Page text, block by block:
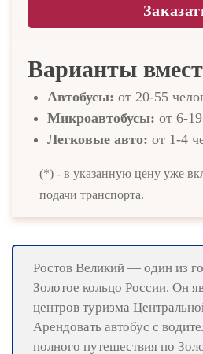
Варианты
Автобусы: от 20-55
Микроавтобусы: от 6-
Легковые авто: от 1-4
(*) - в указанную цену уже
подачи транспорта.
Ростов Великий — один из
Золотое кольцо России. Он
центров туризма
Арендовать автобус с
полного путешествия по